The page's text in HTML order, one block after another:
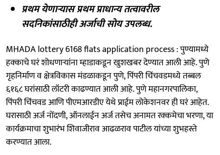
प्रथम येणाऱ्यास प्रथम प्राधान्य तत्वावरील
सदनिकांसाठीही अर्जाची सोय उपलब्ध.
MHADA lottery 6168 flats application process : पुण्यामध्ये
हक्काचे घरं शोधणाऱ्यांना म्हाडाकडून खुशखबर देण्यात आली आहे. पुणे
गृहनिर्माण व क्षेत्रविकास मंडळाकडून पुणे, पिंपरी चिंचवडमध्ये तब्बल
६१६८ घरांसाठी लॉटरी काढण्यात आली आहे. पुणे महानगरपालिका,
पिंपरी चिंचवड आणि पीएमआरडीए येथे प्राईम लोकेशनवर ही घरं आहेत.
घरासाठी अर्ज नोंदणी, ऑनलाईन अर्ज तसेच अनामत रक्कमेचा भरणा, या
कार्यक्रमाचा शुभारंभ शिवाजीराव आढळराव पाटील यांच्या शुभहस्ते
करण्यात आला.